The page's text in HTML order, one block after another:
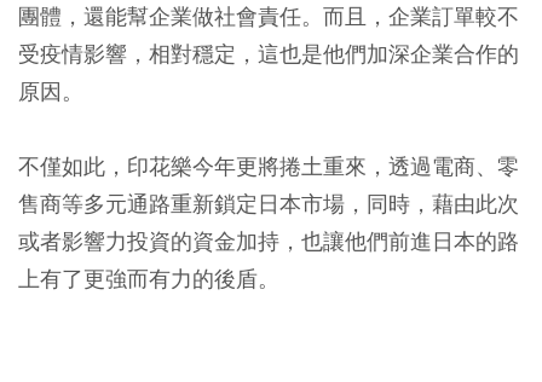
團體，還能幫企業做社會責任。而且，企業訂單較不
受疫情影響，相對穩定，這也是他們加深企業合作的
原因。
不僅如此，印花樂今年更將捲土重來，透過電商、零
售商等多元通路重新鎖定日本市場，同時，藉由此次
或者影響力投資的資金加持，也讓他們前進日本的路
上有了更強而有力的後盾。